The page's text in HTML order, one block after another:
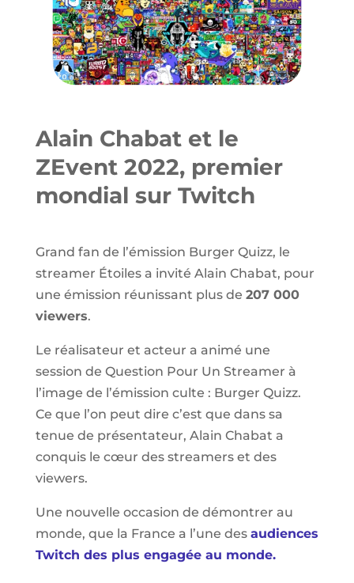
Alain Chabat et le
ZEvent 2022, premier
mondial sur Twitch
Grand fan de l’émission Burger Quizz, le
streamer Étoiles a invité Alain Chabat, pour
une émission réunissant plus de 207 000
viewers.
Le réalisateur et acteur a animé une
session de Question Pour Un Streamer à
l’image de l’émission culte : Burger Quizz.
Ce que l’on peut dire c’est que dans sa
tenue de présentateur, Alain Chabat a
conquis le cœur des streamers et des
viewers.
Une nouvelle occasion de démontrer au
monde, que la France a l’une des audiences
Twitch des plus engagée au monde.